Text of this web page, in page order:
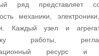
ряд представляет
механики,
Каждый узел и
работы,
ресурс и